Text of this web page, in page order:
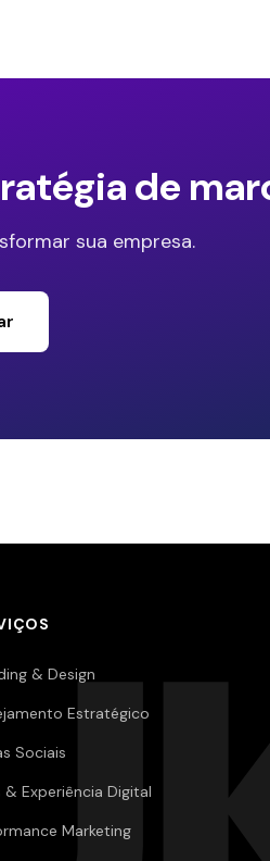
de
sua empresa.
& Design
Estratégico
Sociais
& Experiência Digital
Marketing